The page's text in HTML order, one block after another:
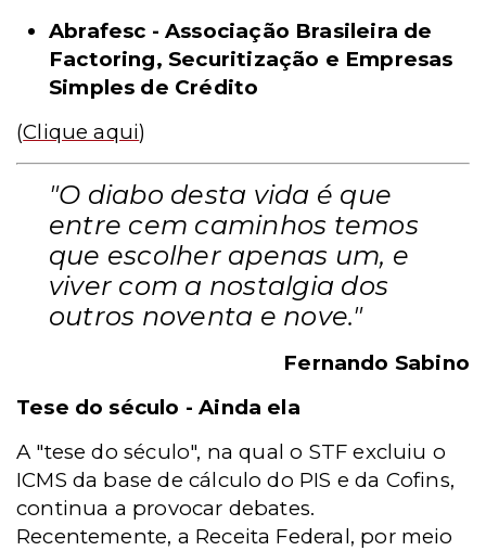
Abrafesc - Associação Brasileira de
Factoring, Securitização e Empresas
Simples de Crédito
(Clique aqui)
"O diabo desta vida é que
entre cem caminhos temos
que escolher apenas um, e
viver com a nostalgia dos
outros noventa e nove."
Fernando Sabino
Tese do século - Ainda ela
A "tese do século", na qual o STF excluiu o
ICMS da base de cálculo do PIS e da Cofins,
continua a provocar debates.
Recentemente, a Receita Federal, por meio